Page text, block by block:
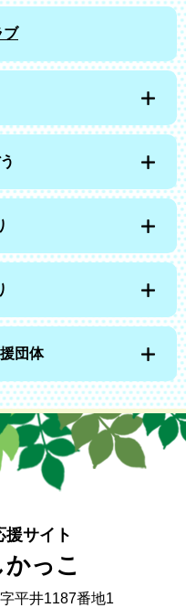
ブ
団体
援サイト
っこ
平井1187番地1